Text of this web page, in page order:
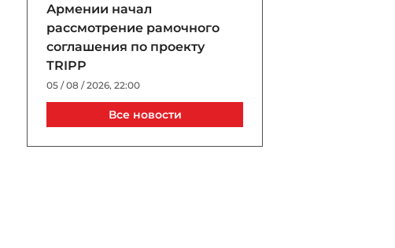
Армении начал
рассмотрение рамочного
соглашения по проекту
TRIPP
05 / 08 / 2026, 22:00
Джиджи Хадид и Брэдли
Купер тайно поженились в
Все новости